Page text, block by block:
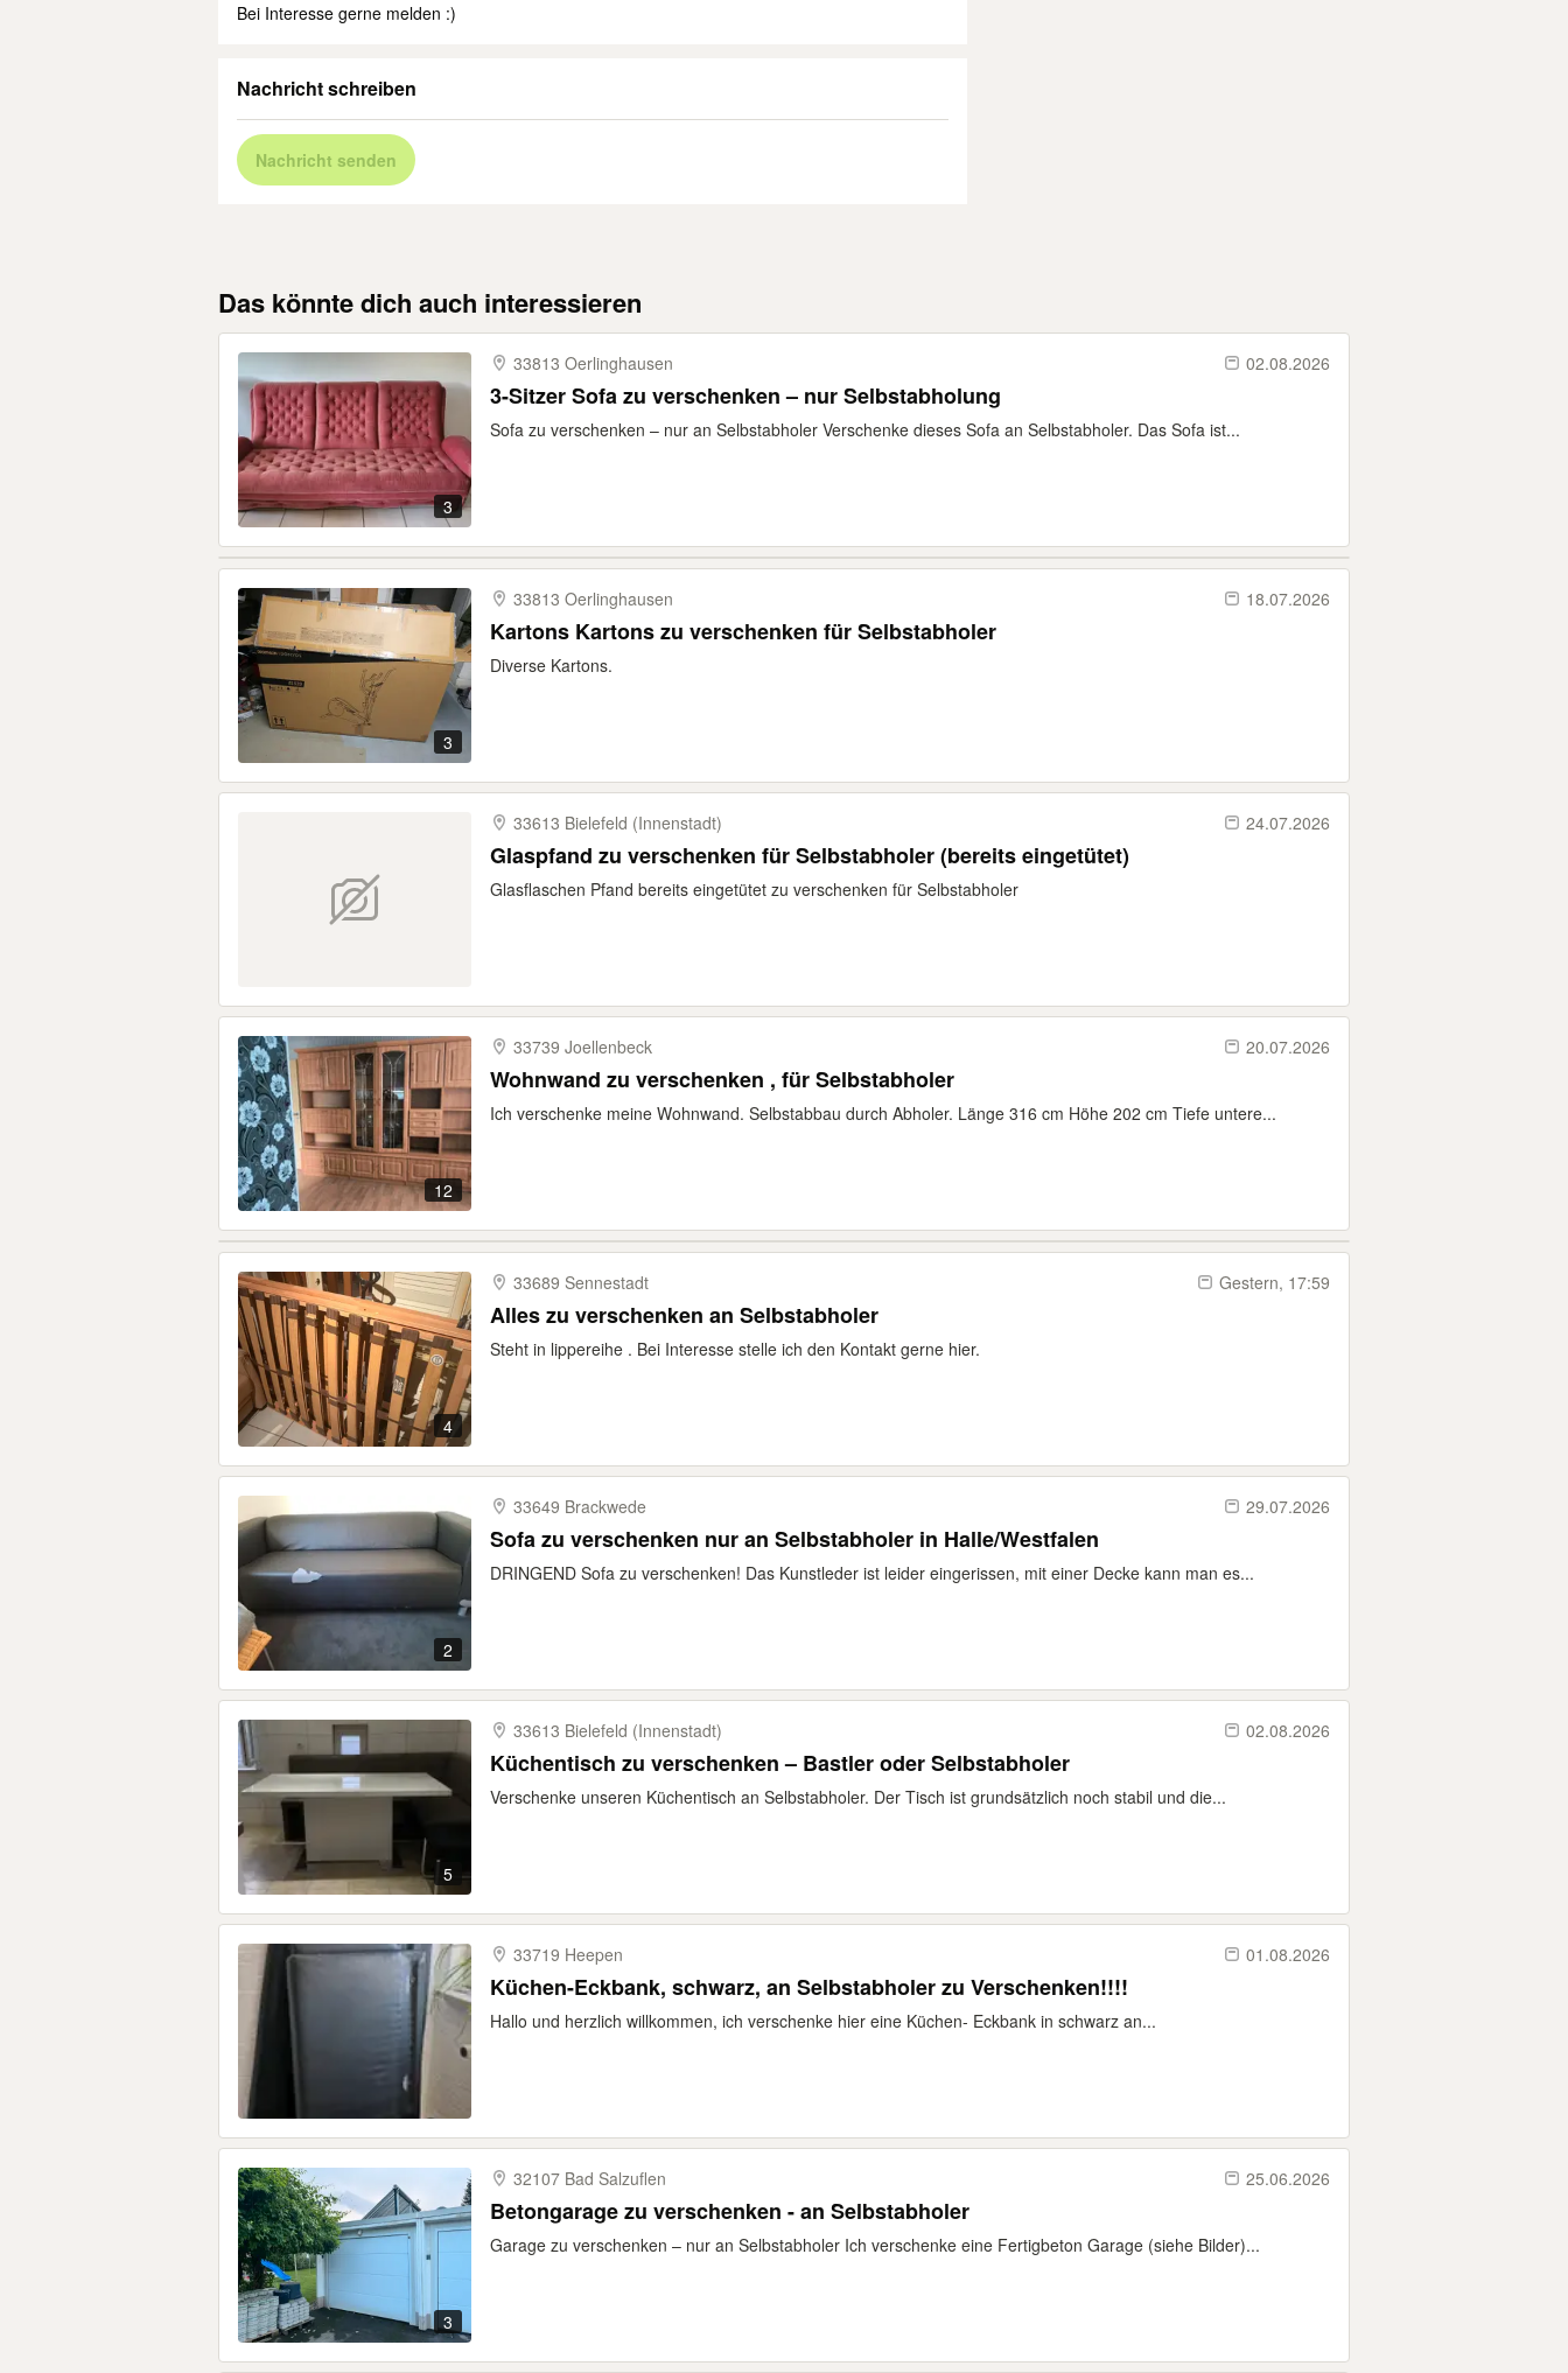
Bei Interesse gerne melden :)
Nachricht schreiben
Nachricht senden
Das könnte dich auch interessieren
3
33813 Oerlinghausen 02.08.2026
3-Sitzer Sofa zu verschenken – nur Selbstabholung
Sofa zu verschenken – nur an Selbstabholer Verschenke dieses Sofa an Selbstabholer. Das Sofa ist...
3
33813 Oerlinghausen 18.07.2026
Kartons Kartons zu verschenken für Selbstabholer
Diverse Kartons.
33613 Bielefeld (Innenstadt) 24.07.2026
Glaspfand zu verschenken für Selbstabholer (bereits eingetütet)
Glasflaschen Pfand bereits eingetütet zu verschenken für Selbstabholer
12
33739 Joellenbeck 20.07.2026
Wohnwand zu verschenken , für Selbstabholer
Ich verschenke meine Wohnwand. Selbstabbau durch Abholer. Länge 316 cm Höhe 202 cm Tiefe untere...
4
33689 Sennestadt Gestern, 17:59
Alles zu verschenken an Selbstabholer
Steht in lippereihe . Bei Interesse stelle ich den Kontakt gerne hier.
2
33649 Brackwede 29.07.2026
Sofa zu verschenken nur an Selbstabholer in Halle/Westfalen
DRINGEND Sofa zu verschenken! Das Kunstleder ist leider eingerissen, mit einer Decke kann man es...
5
33613 Bielefeld (Innenstadt) 02.08.2026
Küchentisch zu verschenken – Bastler oder Selbstabholer
Verschenke unseren Küchentisch an Selbstabholer. Der Tisch ist grundsätzlich noch stabil und die...
33719 Heepen 01.08.2026
Küchen-Eckbank, schwarz, an Selbstabholer zu Verschenken!!!!
Hallo und herzlich willkommen, ich verschenke hier eine Küchen- Eckbank in schwarz an...
3
32107 Bad Salzuflen 25.06.2026
Betongarage zu verschenken - an Selbstabholer
Garage zu verschenken – nur an Selbstabholer Ich verschenke eine Fertigbeton Garage (siehe Bilder)...